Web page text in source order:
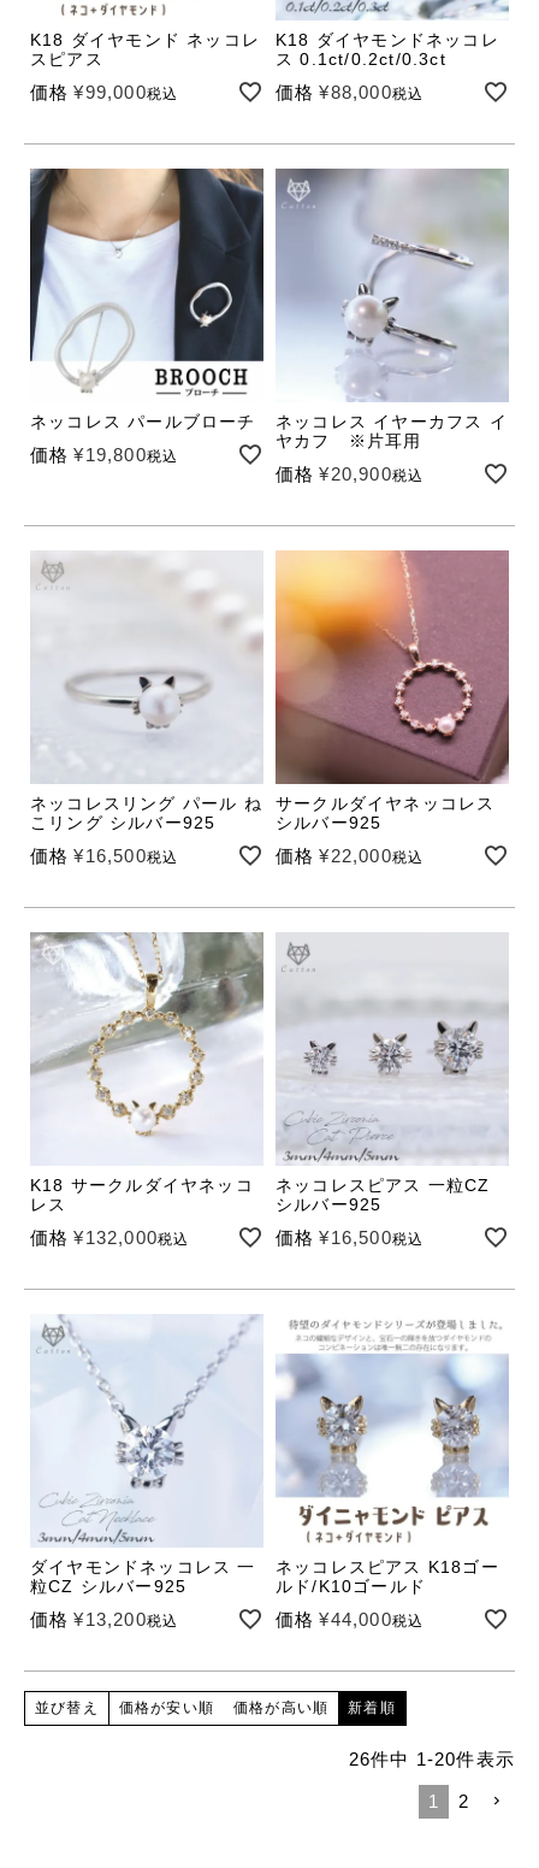
K18 ダイヤモンド ネッコレ
スピアス
価格 ¥99,000税込
K18 ダイヤモンドネッコレ
ス 0.1ct/0.2ct/0.3ct
価格 ¥88,000税込
ネッコレス パールブローチ
価格 ¥19,800税込
ネッコレス イヤーカフス イ
ヤカフ ※片耳用
価格 ¥20,900税込
ネッコレスリング パール ね
こリング シルバー925
価格 ¥16,500税込
サークルダイヤネッコレス
シルバー925
価格 ¥22,000税込
K18 サークルダイヤネッコ
レス
価格 ¥132,000税込
ネッコレスピアス 一粒CZ
シルバー925
価格 ¥16,500税込
ダイヤモンドネッコレス 一
粒CZ シルバー925
価格 ¥13,200税込
ネッコレスピアス K18ゴー
ルド/K10ゴールド
価格 ¥44,000税込
並び替え 価格が安い順 価格が高い順 新着順
26件中 1-20件表示
1 2